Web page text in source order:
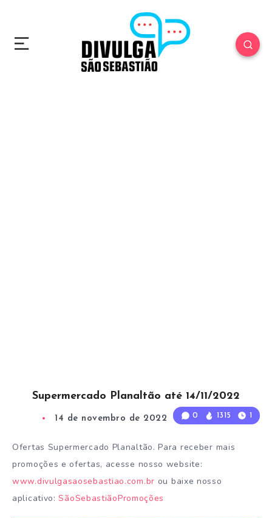
0 1315 1
Supermercado Planaltão até 14/11/2022
14 de novembro de 2022 1 Min Read
Ofertas Supermercado Planaltão. Para receber mais
promoções e ofertas, acesse nosso website:
www.divulgasaosebastiao.com.br ou baixe nosso
aplicativo:SãoSebastiãoPromoções